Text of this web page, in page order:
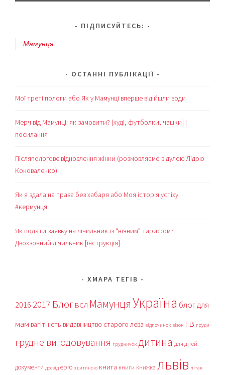
ПІДПИСУЙТЕСЬ:
Мамунця
ОСТАННІ ПУБЛІКАЦІЇ
Мої треті пологи або Як у Мамунці вперше відійшли води
Мерч від Мамунці: як замовити? [худі, футболки, чашки] |
посилання
Післяпологове відновлення жінки (розмовляємо з дулою Лідою
Коноваленко)
Як я здала на права без хабаря або Моя історія успіху
#кермунця
Як подати заявку на лічильник із “нічним” тарифом?
Двохзонний лічильник [інструкція]
ХМАРА ТЕГІВ
2016 2017 Блог ВСЛ МамунцяУкраїна блог для
мам вагітність видавництво старого лева відпочинок візок гв груди
грудне вигодовування грудничок дитина для дітей
документи досвід ерго з дитиною книга книги книжка львів літак